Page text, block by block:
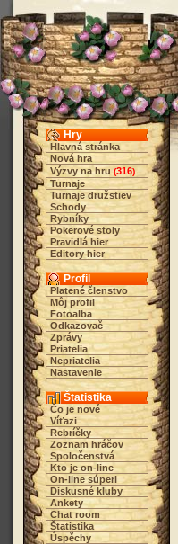
Hry
Hlavná stránka
Nová hra
Výzvy na hru (316)
Turnaje
Turnaje družstiev
Schody
Rybníky
Pokerové stoly
Pravidlá hier
Editory hier
Profil
Platené členstvo
Môj profil
Fotoalba
Odkazovač
Zprávy
Priatelia
Nepriatelia
Nastavenie
Štatistika
Čo je nové
Víťazi
Rebríčky
Zoznam hráčov
Spoločenstvá
Kto je on-line
On-line súperi
Diskusné kluby
Ankety
Chat room
Štatistika
Úspěchy